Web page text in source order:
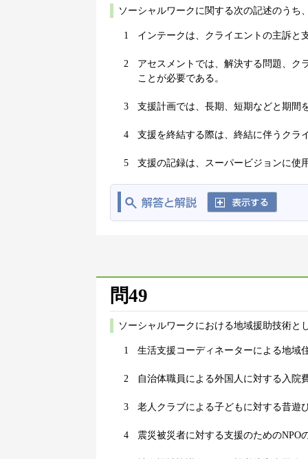
ソーシャルワークに関する次の記述のうち
1 インテークは、クライエントの主訴と
2
アセスメントでは、解決する問題、ク
ことが必要である。
3 支援計画では、長期、短期などと期間
4 支援を終結する際は、終結に伴うクラ
5 支援の記録は、スーパービジョンに使
問49
ソーシャルワークにおける地域援助技術と
1 生活支援コーディネーターによる地域
2 自治体職員による外国人に対する入院
3 老人クラブによる子どもに対する昔遊
4 震災被災者に対する支援のためのNPO